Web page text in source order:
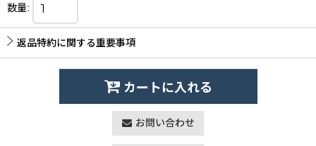
数量:
返品特約に関する重要事項
カートに入れる
お問い合わせ